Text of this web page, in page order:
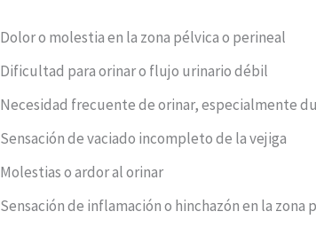
Dolor o molestia en la zona pélvica o perineal
Dificultad para orinar o flujo urinario débil
Necesidad frecuente de orinar, especialmente
Sensación de vaciado incompleto de la vejiga
Molestias o ardor al orinar
Sensación de inflamación o hinchazón en la zona